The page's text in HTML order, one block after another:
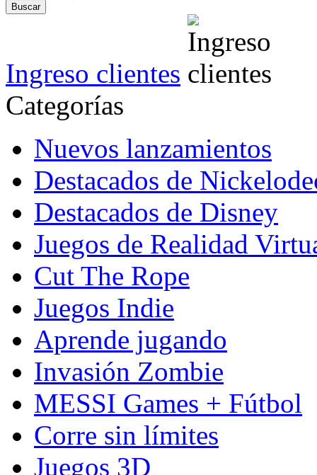
Ingreso clientes
Categorías
Nuevos lanzamientos
Destacados de
Destacados de Disney
Juegos de Realidad
Cut The Rope
Juegos Indie
Aprende jugando
Invasión Zombie
MESSI Games + Fútbol
Corre sin límites
Juegos 3D